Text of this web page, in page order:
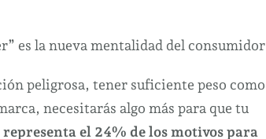
es la nueva mentalidad del consumidor
peligrosa, tener suficiente peso como
necesitarás algo más para que tu
el 24% de los motivos para